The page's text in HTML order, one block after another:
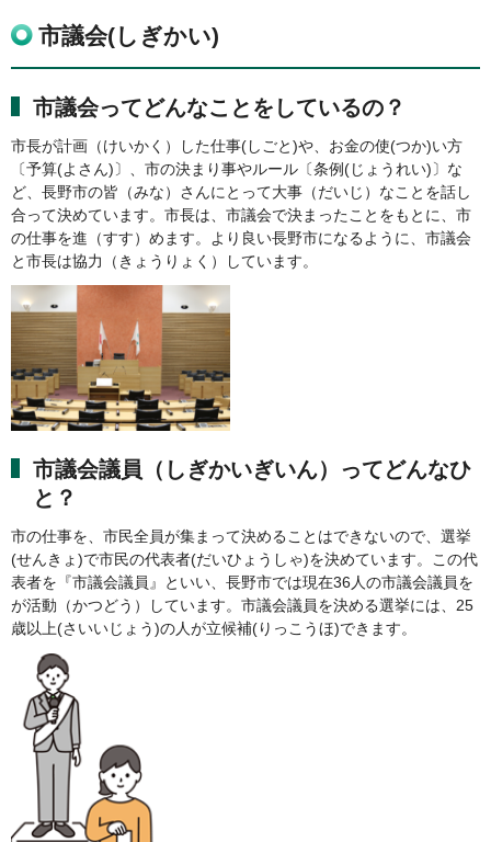
市議会(しぎかい)
市議会ってどんなことをしているの？
市長が計画（けいかく）した仕事(しごと)や、お金の使(つか)い方
〔予算(よさん)〕、市の決まり事やルール〔条例(じょうれい)〕な
ど、長野市の皆（みな）さんにとって大事（だいじ）なことを話し
合って決めています。市長は、市議会で決まったことをもとに、市
の仕事を進（すす）めます。より良い長野市になるように、市議会
と市長は協力（きょうりょく）しています。
市議会議員（しぎかいぎいん）ってどんなひ
と？
市の仕事を、市民全員が集まって決めることはできないので、選挙
(せんきょ)で市民の代表者(だいひょうしゃ)を決めています。この代
表者を『市議会議員』といい、長野市では現在36人の市議会議員を
が活動（かつどう）しています。市議会議員を決める選挙には、25
歳以上(さいいじょう)の人が立候補(りっこうほ)できます。